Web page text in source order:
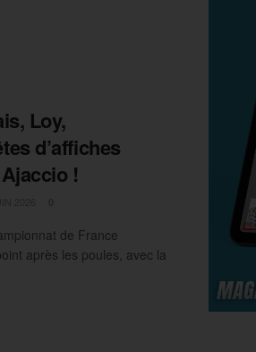
Loy,
d’affiches
!
de France
après les poules, avec la